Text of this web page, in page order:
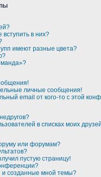
вступить в них?
имеют разные цвета?
личные сообщения!
email от кого-то с этой
в списках моих
или форумам?
пустую страницу!
и созданные мной темы?